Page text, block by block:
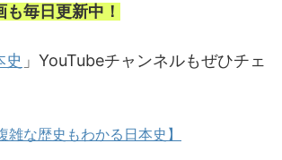
毎日更新中！
史 」YouTubeチャンネルもぜひチェ
雑な歴史もわかる日本史】